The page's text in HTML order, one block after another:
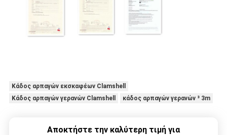
Κάδος αρπαγών εκσκαφέων Clamshell
Κάδος αρπαγών γερανών Clamshell
κάδος αρπαγών γερανών ³ 3m
Αποκτήστε την καλύτερη τιμή για